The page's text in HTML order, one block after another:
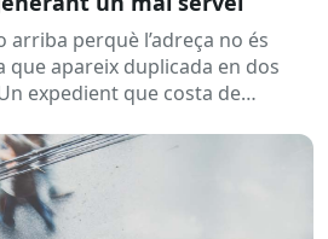
perquè l’adreça no és
que apareix duplicada en dos
expedient que costa de